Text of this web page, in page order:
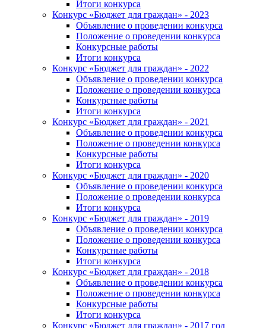
Итоги конкурса
Конкурс «Бюджет для граждан» - 2023
Объявление о проведении конкурса
Положение о проведении конкурса
Конкурсные работы
Итоги конкурса
Конкурс «Бюджет для граждан» - 2022
Объявление о проведении конкурса
Положение о проведении конкурса
Конкурсные работы
Итоги конкурса
Конкурс «Бюджет для граждан» - 2021
Объявление о проведении конкурса
Положение о проведении конкурса
Конкурсные работы
Итоги конкурса
Конкурс «Бюджет для граждан» - 2020
Объявление о проведении конкурса
Положение о проведении конкурса
Итоги конкурса
Конкурс «Бюджет для граждан» - 2019
Объявление о проведении конкурса
Положение о проведении конкурса
Конкурсные работы
Итоги конкурса
Конкурс «Бюджет для граждан» - 2018
Объявление о проведении конкурса
Положение о проведении конкурса
Конкурсные работы
Итоги конкурса
Конкурс «Бюджет для граждан» - 2017 год